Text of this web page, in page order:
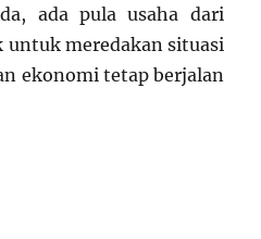
ada pula usaha dari
meredakan situasi
ekonomi tetap berjalan